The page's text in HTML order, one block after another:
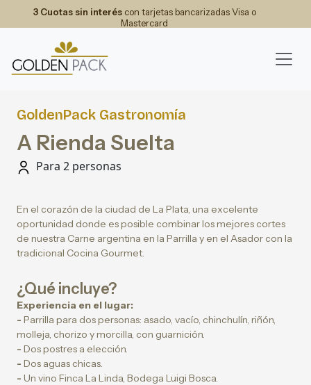
3 Cuotas sin interéscon tarjetas bancarizadas Visa o
Mastercard
GoldenPack Gastronomía
A Rienda Suelta
Para 2 personas
En el corazón de la ciudad de La Plata, una excelente
oportunidad donde es posible combinar los mejores cortes
de nuestra Carne argentina en la Parrilla y en el Asador con la
tradicional Cocina Gourmet.
¿Qué incluye?
Experiencia en el lugar:
- Parrilla para dos personas: asado, vacío, chinchulín, riñón,
molleja, chorizo y morcilla, con guarnición.
- Dos postres a elección.
- Dos aguas chicas.
- Un vino Finca La Linda, Bodega Luigi Bosca.